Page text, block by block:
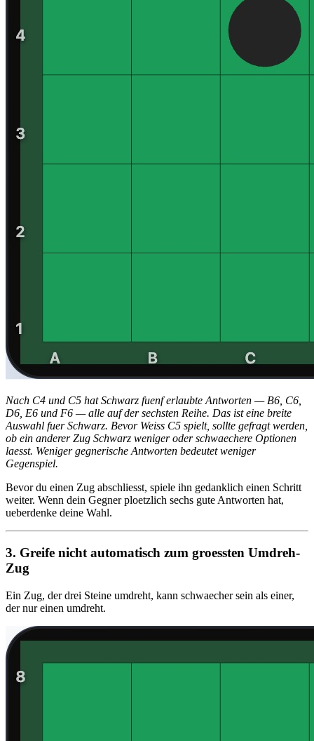
Nach C4 und C5 hat Schwarz fuenf erlaubte Antworten — B6, C6,
D6, E6 und F6 — alle auf der sechsten Reihe. Das ist eine breite
Auswahl fuer Schwarz. Bevor Weiss C5 spielt, sollte gefragt werden,
ob ein anderer Zug Schwarz weniger oder schwaechere Optionen
laesst. Weniger gegnerische Antworten bedeutet weniger
Gegenspiel.
Bevor du einen Zug abschliesst, spiele ihn gedanklich einen Schritt
weiter. Wenn dein Gegner ploetzlich sechs gute Antworten hat,
ueberdenke deine Wahl.
3. Greife nicht automatisch zum groessten Umdreh-
Zug
Ein Zug, der drei Steine umdreht, kann schwaecher sein als einer,
der nur einen umdreht.